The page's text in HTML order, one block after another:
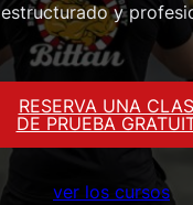
estructurado y
RESERVA UNA
DE PRUEBA
ver los cursos